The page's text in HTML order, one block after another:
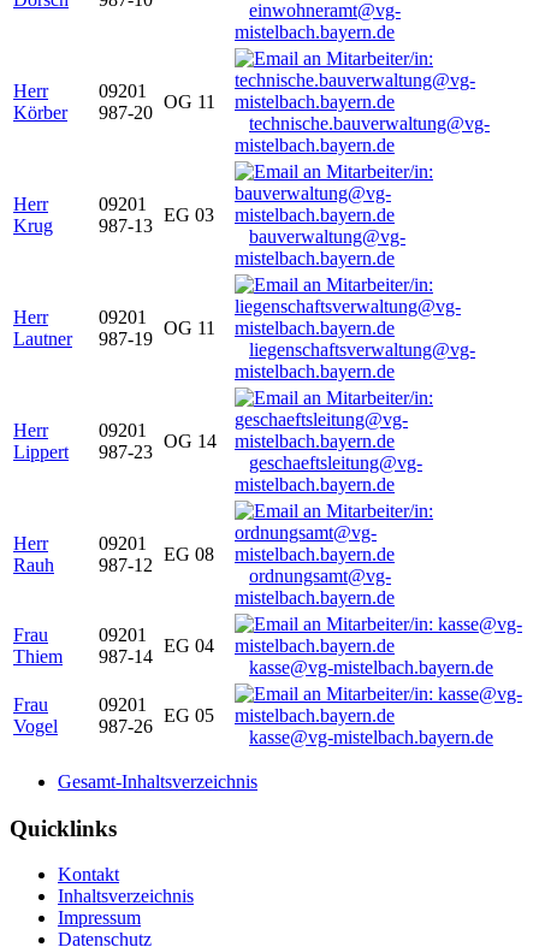
einwohneramt@vg-
mistelbach.bayern.de
Herr
Körber
09201
987-20
OG 11
technische.bauverwaltung@vg-
mistelbach.bayern.de
Herr
Krug
09201
987-13
EG 03
bauverwaltung@vg-
mistelbach.bayern.de
Herr
Lautner
09201
987-19
OG 11
liegenschaftsverwaltung@vg-
mistelbach.bayern.de
Herr
Lippert
09201
987-23
OG 14
geschaeftsleitung@vg-
mistelbach.bayern.de
Herr
Rauh
09201
987-12
EG 08
ordnungsamt@vg-
mistelbach.bayern.de
Frau
Thiem
09201
987-14
EG 04
kasse@vg-mistelbach.bayern.de
Frau
Vogel
09201
987-26
EG 05
kasse@vg-mistelbach.bayern.de
Gesamt-Inhaltsverzeichnis
Quicklinks
Kontakt
Inhaltsverzeichnis
Impressum
Datenschutz